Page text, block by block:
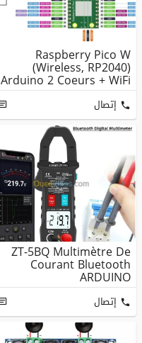
Raspberry Pico W
(Wireless, RP2040)
Arduino 2 Coeurs + WiFi
+ Bluetoo...
إتصال
ZT-5BQ Multimètre De
Courant Bluetooth
ARDUINO
إتصال